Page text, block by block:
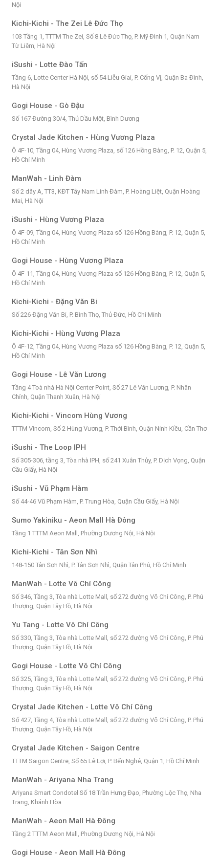
Nội
Kichi-Kichi - The Zei Lê Đức Thọ
103 Tầng 1, TTTM The Zei, Số 8 Lê Đức Thọ, P. Mỹ Đình 1, Quận Nam
Từ Liêm, Hà Nội
iSushi - Lotte Đào Tấn
Tầng 6, Lotte Center Hà Nội, số 54 Liễu Giai, P. Cống Vị, Quận Ba Đình,
Hà Nội
Gogi House - Gò Đậu
Số 167 Đường 30/4, Thủ Dầu Một, Bình Dương
Crystal Jade Kitchen - Hùng Vương Plaza
Ô 4F-10, Tầng 04, Hùng Vương Plaza, số 126 Hồng Bàng, P. 12, Quận 5,
Hồ Chí Minh
ManWah - Linh Đàm
Số 2 dãy A, TT3, KĐT Tây Nam Linh Đàm, P. Hoàng Liệt, Quận Hoàng
Mai, Hà Nội
iSushi - Hùng Vương Plaza
Ô 4F-09, Tầng 04, Hùng Vương Plaza số 126 Hồng Bàng, P. 12, Quận 5,
Hồ Chí Minh
Gogi House - Hùng Vương Plaza
Ô 4F-11, Tầng 04, Hùng Vương Plaza số 126 Hồng Bàng, P. 12, Quận 5,
Hồ Chí Minh
Kichi-Kichi - Đặng Văn Bi
Số 226 Đặng Văn Bi, P. Bình Thọ, Thủ Đức, Hồ Chí Minh
Kichi-Kichi - Hùng Vương Plaza
Ô 4F-12, Tầng 04, Hùng Vương Plaza số 126 Hồng Bàng, P. 12, Quận 5,
Hồ Chí Minh
Gogi House - Lê Văn Lương
Tầng 4 Toà nhà Hà Nội Center Point, Số 27 Lê Văn Lương, P. Nhân
Chính, Quận Thanh Xuân, Hà Nội
Kichi-Kichi - Vincom Hùng Vương
TTTM Vincom, Số 2 Hùng Vương, P. Thới Bình, Quận Ninh Kiều, Cần Thơ
iSushi - The Loop IPH
Số 305-306, tầng 3, Tòa nhà IPH, số 241 Xuân Thủy, P. Dịch Vọng, Quận
Cầu Giấy, Hà Nội
iSushi - Vũ Phạm Hàm
Số 44-46 Vũ Phạm Hàm, P. Trung Hòa, Quận Cầu Giấy, Hà Nội
Sumo Yakiniku - Aeon Mall Hà Đông
Tầng 1 TTTM Aeon Mall, Phường Dương Nội, Hà Nội
Kichi-Kichi - Tân Sơn Nhì
148-150 Tân Sơn Nhì, P. Tân Sơn Nhì, Quận Tân Phú, Hồ Chí Minh
ManWah - Lotte Võ Chí Công
Số 346, Tầng 3, Tòa nhà Lotte Mall, số 272 đường Võ Chí Công, P. Phú
Thượng, Quận Tây Hồ, Hà Nội
Yu Tang - Lotte Võ Chí Công
Số 330, Tầng 3, Tòa nhà Lotte Mall, số 272 đường Võ Chí Công, P. Phú
Thượng, Quận Tây Hồ, Hà Nội
Gogi House - Lotte Võ Chí Công
Số 325, Tầng 3, Tòa nhà Lotte Mall, số 272 đường Võ Chí Công, P. Phú
Thượng, Quận Tây Hồ, Hà Nội
Crystal Jade Kitchen - Lotte Võ Chí Công
Số 427, Tầng 4, Tòa nhà Lotte Mall, số 272 đường Võ Chí Công, P. Phú
Thượng, Quận Tây Hồ, Hà Nội
Crystal Jade Kitchen - Saigon Centre
TTTM Saigon Centre, Số 65 Lê Lợi, P. Bến Nghé, Quận 1, Hồ Chí Minh
ManWah - Ariyana Nha Trang
Ariyana Smart Condotel Số 18 Trần Hưng Đạo, Phường Lộc Thọ, Nha
Trang, Khánh Hòa
ManWah - Aeon Mall Hà Đông
Tầng 2 TTTM Aeon Mall, Phường Dương Nội, Hà Nội
Gogi House - Aeon Mall Hà Đông